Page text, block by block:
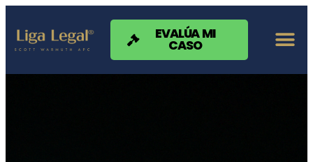
Nota:
sitio
web
EVALÚA MI
CASO